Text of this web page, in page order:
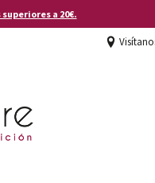
a 20€.